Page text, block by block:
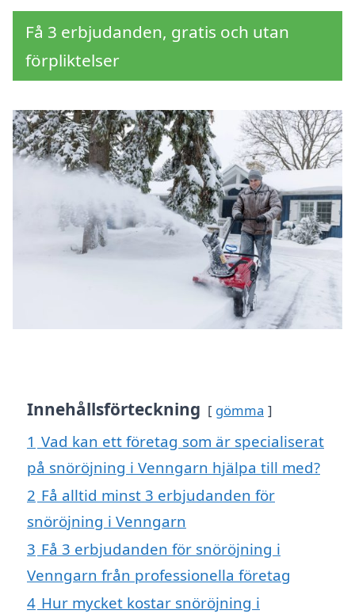
Få 3 erbjudanden, gratis och utan
förpliktelser
Innehållsförteckning gömma
1 Vad kan ett företag som är specialiserat
på snöröjning i Venngarn hjälpa till med?
2 Få alltid minst 3 erbjudanden för
snöröjning i Venngarn
3 Få 3 erbjudanden för snöröjning i
Venngarn från professionella företag
4 Hur mycket kostar snöröjning i